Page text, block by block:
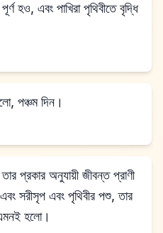
হও, এবং পাখিরা পৃথিবীতে বৃদ্ধি
পঞ্চম দিন।
সরীসৃপ এবং পৃথিবীর পশু, তার
হলো।